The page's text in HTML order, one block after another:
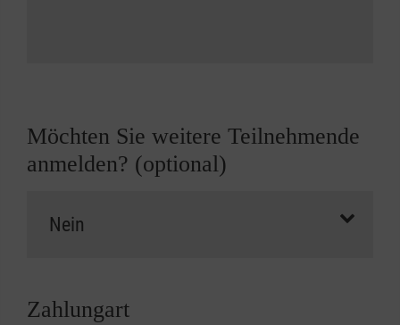
Möchten Sie weitere Teilnehmende
anmelden? (optional)
Zahlungart